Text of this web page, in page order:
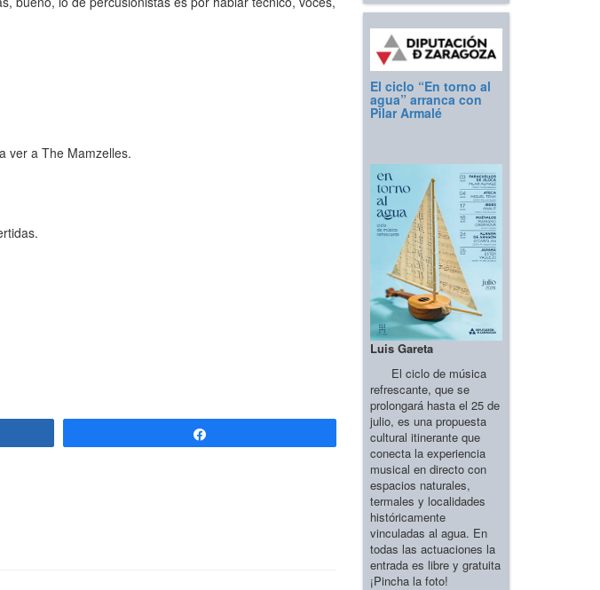
ver a The Mamzelles.
El ciclo “En torno al
agua” arranca con
Pilar Armalé
Luis Gareta
El ciclo de música
refrescante, que se
prolongará hasta el 25 de
julio, es una propuesta
cultural itinerante que
conecta la experiencia
musical en directo con
espacios naturales,
termales y localidades
históricamente
vinculadas al agua. En
todas las actuaciones la
entrada es libre y gratuita
¡Pincha la foto!